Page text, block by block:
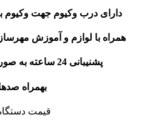
دارای درب وکیوم جهت وکیوم
همراه با لوازم و آموزش
پشنیبانی 24 ساعته به صورت تلفنی و 7 روز هفته
بهمراه